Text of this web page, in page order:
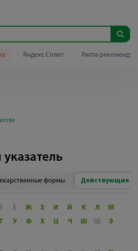
Яндекс Сплит Ригла
формы Действующие
Е Ё Ж З И Й К Л
М
У Ф Х Ц Ч Ш Щ
Э